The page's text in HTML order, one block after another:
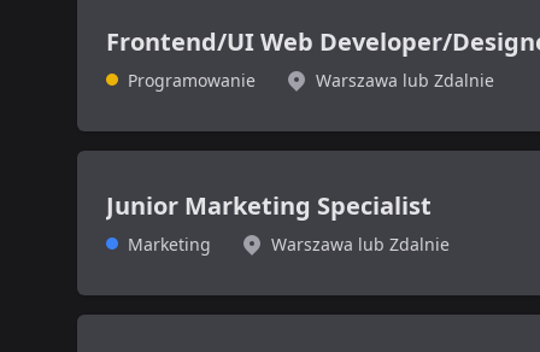
Frontend/UI Web Developer/
Programowanie Warszawa lub Zdalnie
Junior Marketing Specialist
Marketing Warszawa lub Zdalnie